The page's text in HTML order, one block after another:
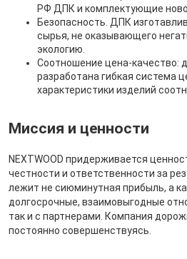
РФ ДПК и комплектующие
Безопасность. ДПК
сырья, не оказывающего
экологию.
Соотношение цена-качество:
разработана гибкая система
характеристики изделий
Миссия и ценности
NEXTWOOD придерживается
честности и ответственности за
лежит не сиюминутная прибыль, а
долгосрочные, взаимовыгодные
так и с партнерами. Компания
постоянно совершенствуясь.